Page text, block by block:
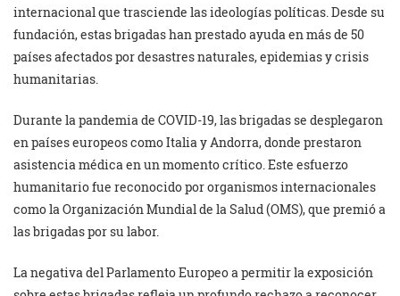
internacional que trasciende las ideologías políticas. Desde su
fundación, estas brigadas han prestado ayuda en más de 50
países afectados por desastres naturales, epidemias y crisis
humanitarias.
Durante la pandemia de COVID-19, las brigadas se desplegaron
en países europeos como Italia y Andorra, donde prestaron
asistencia médica en un momento crítico. Este esfuerzo
humanitario fue reconocido por organismos internacionales
como la Organización Mundial de la Salud (OMS), que premió a
las brigadas por su labor.
La negativa del Parlamento Europeo a permitir la exposición